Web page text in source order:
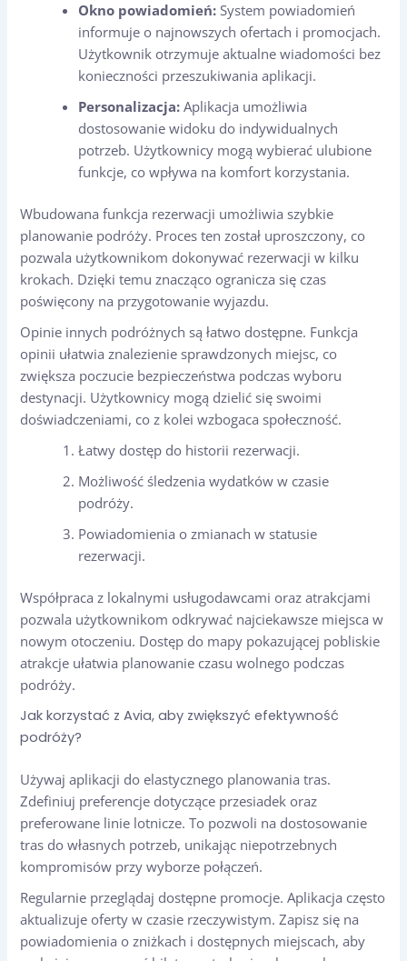
Okno powiadomień: System powiadomień
informuje o najnowszych ofertach i promocjach.
Użytkownik otrzymuje aktualne wiadomości bez
konieczności przeszukiwania aplikacji.
Personalizacja: Aplikacja umożliwia
dostosowanie widoku do indywidualnych
potrzeb. Użytkownicy mogą wybierać ulubione
funkcje, co wpływa na komfort korzystania.
Wbudowana funkcja rezerwacji umożliwia szybkie
planowanie podróży. Proces ten został uproszczony, co
pozwala użytkownikom dokonywać rezerwacji w kilku
krokach. Dzięki temu znacząco ogranicza się czas
poświęcony na przygotowanie wyjazdu.
Opinie innych podróżnych są łatwo dostępne. Funkcja
opinii ułatwia znalezienie sprawdzonych miejsc, co
zwiększa poczucie bezpieczeństwa podczas wyboru
destynacji. Użytkownicy mogą dzielić się swoimi
doświadczeniami, co z kolei wzbogaca społeczność.
Łatwy dostęp do historii rezerwacji.
Możliwość śledzenia wydatków w czasie
podróży.
Powiadomienia o zmianach w statusie
rezerwacji.
Współpraca z lokalnymi usługodawcami oraz atrakcjami
pozwala użytkownikom odkrywać najciekawsze miejsca w
nowym otoczeniu. Dostęp do mapy pokazującej pobliskie
atrakcje ułatwia planowanie czasu wolnego podczas
podróży.
Jak korzystać z Avia, aby zwiększyć efektywność
podróży?
Używaj aplikacji do elastycznego planowania tras.
Zdefiniuj preferencje dotyczące przesiadek oraz
preferowane linie lotnicze. To pozwoli na dostosowanie
tras do własnych potrzeb, unikając niepotrzebnych
kompromisów przy wyborze połączeń.
Regularnie przeglądaj dostępne promocje. Aplikacja często
aktualizuje oferty w czasie rzeczywistym. Zapisz się na
powiadomienia o zniżkach i dostępnych miejscach, aby